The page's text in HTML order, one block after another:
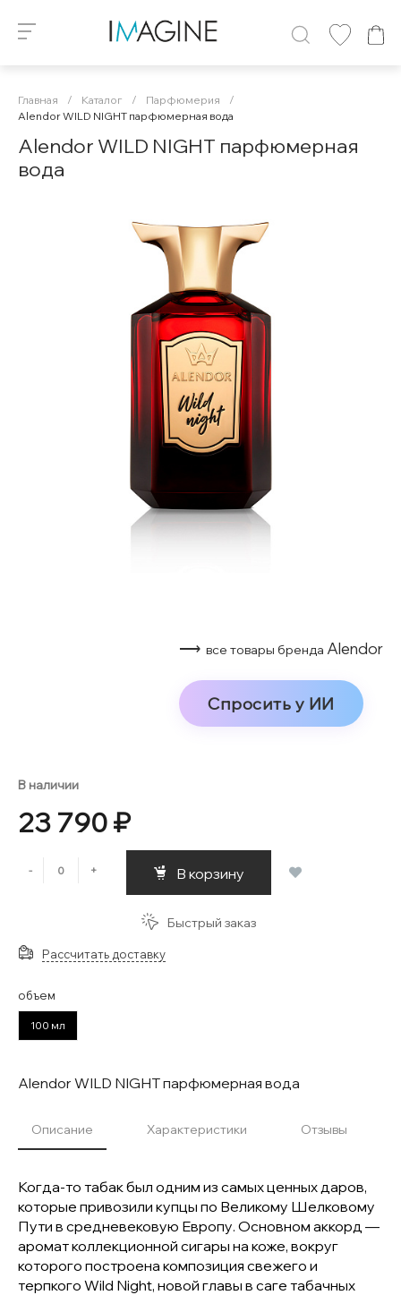
Главная / Каталог / Парфюмерия
/
Alendor WILD NIGHT парфюмерная вода
Alendor WILD NIGHT парфюмерная
вода
⟶ все товары бренда Alendor
Спросить у ИИ
В наличии
23 790 ₽
- + В корзину
Быстрый заказ
Рассчитать доставку
объем
100 мл
Alendor WILD NIGHT парфюмерная вода
Описание Характеристики Отзывы
Когда-то табак был одним из самых ценных даров,
которые привозили купцы по Великому Шелковому
Пути в средневековую Европу. Основном аккорд —
аромат коллекционной сигары на коже, вокруг
которого построена композиция свежего и
терпкого Wild Night, новой главы в саге табачных